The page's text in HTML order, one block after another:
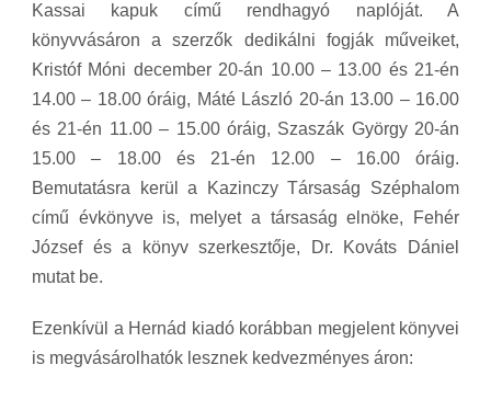
Kassai kapuk című rendhagyó naplóját. A
könyvvásáron a szerzők dedikálni fogják műveiket,
Kristóf Móni december 20-án 10.00 – 13.00 és 21-én
14.00 – 18.00 óráig, Máté László 20-án 13.00 – 16.00
és 21-én 11.00 – 15.00 óráig, Szaszák György 20-án
15.00 – 18.00 és 21-én 12.00 – 16.00 óráig.
Bemutatásra kerül a Kazinczy Társaság Széphalom
című évkönyve is, melyet a társaság elnöke, Fehér
József és a könyv szerkesztője, Dr. Kováts Dániel
mutat be.
Ezenkívül a Hernád kiadó korábban megjelent könyvei
is megvásárolhatók lesznek kedvezményes áron: